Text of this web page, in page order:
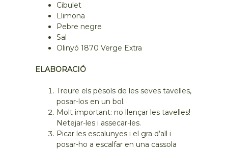
Cibulet
Llimona
Pebre negre
Sal
Olinyó 1870 Verge Extra
ELABORACIÓ
Treure els pèsols de les seves tavelles,
posar-los en un bol.
Molt important: no llençar les tavelles!
Netejar-les i assecar-les.
Picar les escalunyes i el gra d’all i
posar-ho a escalfar en una cassola